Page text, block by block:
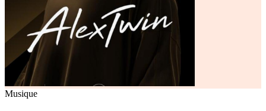
Musique